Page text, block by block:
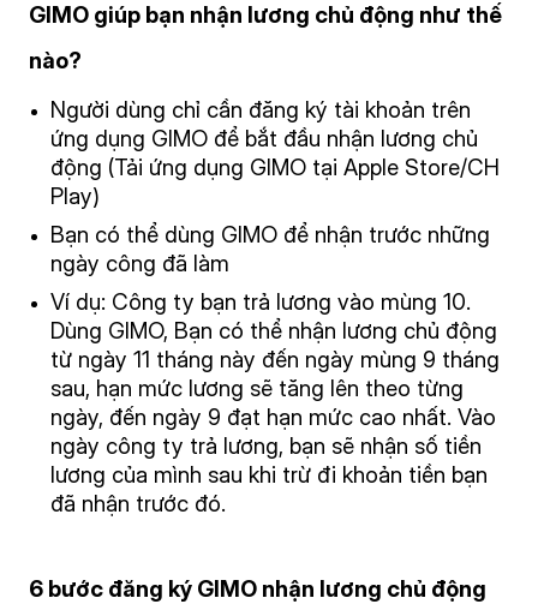
GIMO giúp bạn nhận lương chủ động như thế
nào?
Người dùng chỉ cần đăng ký tài khoản trên
ứng dụng GIMO để bắt đầu nhận lương chủ
động (Tải ứng dụng GIMO tại Apple Store/CH
Play)
Bạn có thể dùng GIMO để nhận trước những
ngày công đã làm
Ví dụ: Công ty bạn trả lương vào mùng 10.
Dùng GIMO, Bạn có thể nhận lương chủ động
từ ngày 11 tháng này đến ngày mùng 9 tháng
sau, hạn mức lương sẽ tăng lên theo từng
ngày, đến ngày 9 đạt hạn mức cao nhất. Vào
ngày công ty trả lương, bạn sẽ nhận số tiền
lương của mình sau khi trừ đi khoản tiền bạn
đã nhận trước đó.
6 bước đăng ký GIMO nhận lương chủ động